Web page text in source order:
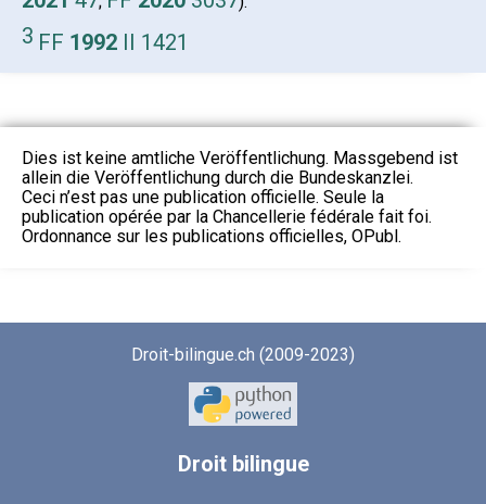
3 FF 1992 II 1421
Dies ist keine amtliche Veröffentlichung. Massgebend ist
allein die Veröffentlichung durch die Bundeskanzlei.
Ceci n’est pas une publication officielle. Seule la
publication opérée par la Chancellerie fédérale fait foi.
Ordonnance sur les publications officielles, OPubl.
Droit-bilingue.ch (2009-2023)
Droitbilingue